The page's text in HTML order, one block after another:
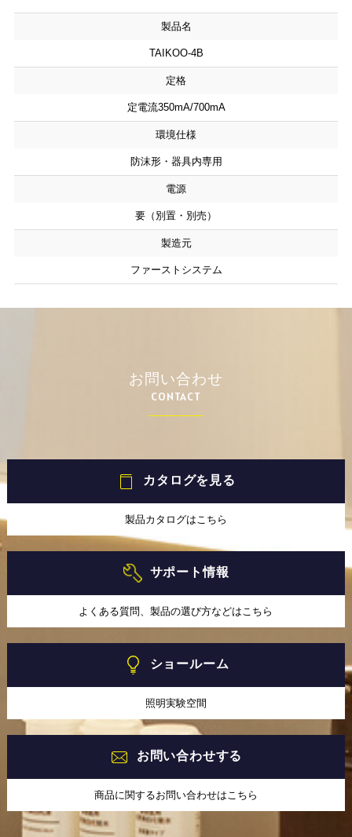
製品名
TAIKOO-4B
定格
定電流350mA/700mA
環境仕様
防沫形・器具内専用
電源
要（別置・別売）
製造元
ファーストシステム
お問い合わせ
CONTACT
カタログを見る
製品カタログはこちら
サポート情報
よくある質問、製品の選び方などはこちら
ショールーム
照明実験空間
お問い合わせする
商品に関するお問い合わせはこちら